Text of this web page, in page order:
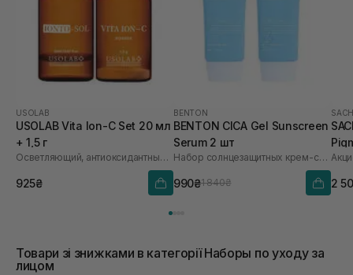
USOLAB
USOLAB Vita Ion-C Set 20 мл
+ 1,5 г
Осветляющий, антиоксидантный и омолаживающий набор
925₴
BENTON
BENTON CICA Gel Sunscreen
Serum 2 шт
Набор солнцезащитных крем-сывороток
990₴1 840₴ 2
Товари зі знижками в категорії Наборы по уходу за
лицом